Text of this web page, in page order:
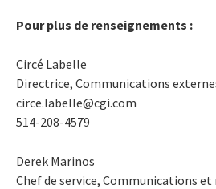
Pour plus de renseignements :
Circé Labelle
Directrice, Communications
circe.labelle@cgi.com
514-208-4579
Derek Marinos
Chef de service, Communications